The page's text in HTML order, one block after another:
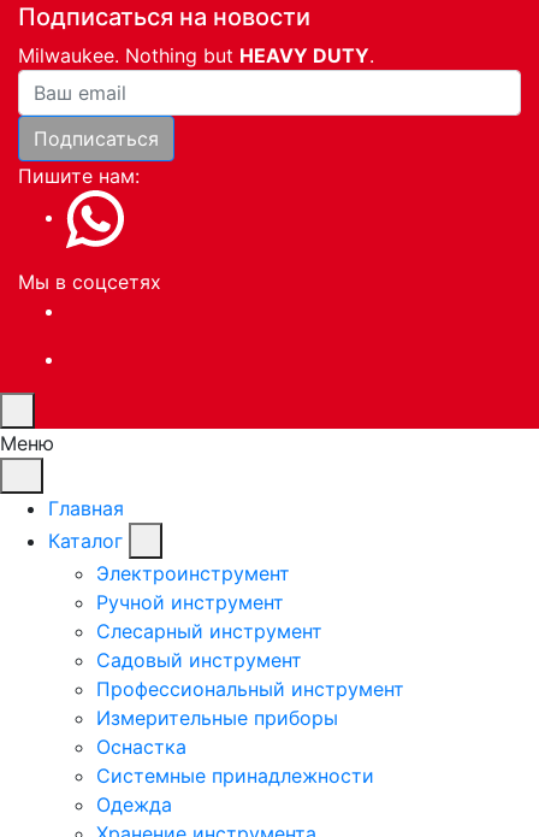
Подписаться на новости
Milwaukee. Nothing but HEAVY DUTY.
Ваша почта
Подписаться
Пишите нам:
Мы в соцсетях
Меню
Главная
Каталог
Электроинструмент
Ручной инструмент
Слесарный инструмент
Садовый инструмент
Профессиональный инструмент
Измерительные приборы
Оснастка
Системные принадлежности
Одежда